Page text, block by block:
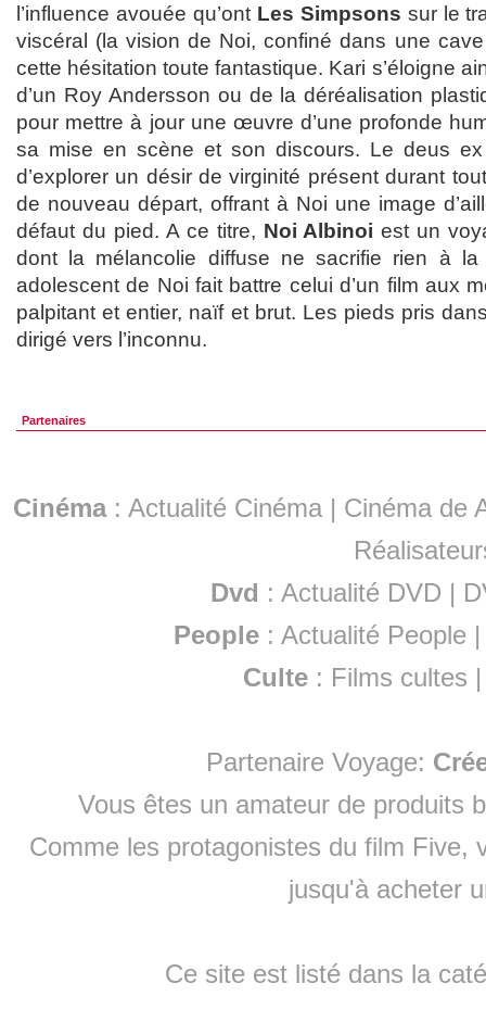
l’influence avouée qu’ont Les Simpsons sur le
viscéral (la vision de Noi, confiné dans une
cette hésitation toute fantastique. Kari s’éloigne
d’un Roy Andersson ou de la déréalisation
pour mettre à jour une œuvre d’une profonde
sa mise en scène et son discours. Le deus
d’explorer un désir de virginité présent durant
de nouveau départ, offrant à Noi une image
défaut du pied. A ce titre, Noi Albinoi est un
dont la mélancolie diffuse ne sacrifie rien à
adolescent de Noi fait battre celui d’un film aux
palpitant et entier, naïf et brut. Les pieds pris
dirigé vers l’inconnu.
Partenaires
Cinéma: Actualité Cinéma | Cinéma de
Dvd : Actualité DVD |
People :Actualité People
Culte : Films cultes
Partenaire Voyage:
Vous êtes un amateur de produits
Comme les protagonistes du film Five,
jusqu'à acheter
Ce site est listé dans la